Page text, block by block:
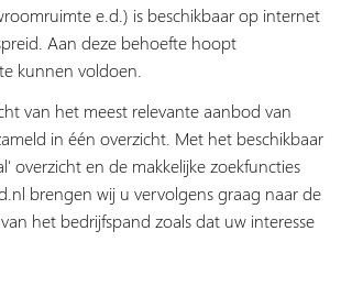
e.d.) is beschikbaar op internet
Aan deze behoefte hoopt
kunnen voldoen.
van het meest relevante aanbod van
in één overzicht. Met het beschikbaar
overzicht en de makkelijke zoekfuncties
brengen wij u vervolgens graag naar de
het bedrijfspand zoals dat uw interesse